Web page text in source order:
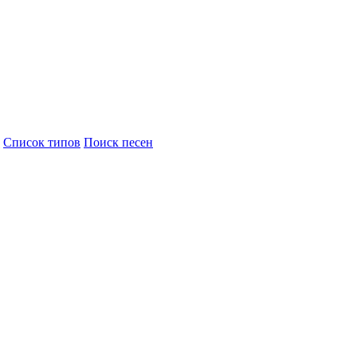
Cписок типов Поиск песен